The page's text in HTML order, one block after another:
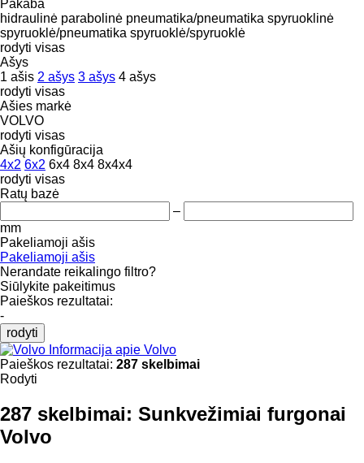
Pakaba
hidraulinė parabolinė pneumatika/pneumatika spyruoklinė
spyruoklė/pneumatika spyruoklė/spyruoklė
rodyti visas
Ašys
1 ašis 2 ašys 3 ašys 4 ašys
rodyti visas
Ašies markė
VOLVO
rodyti visas
Ašių konfigūracija
4x2 6x2 6x4 8x4 8x4x4
rodyti visas
Ratų bazė
–
mm
Pakeliamoji ašis
Pakeliamoji ašis
Nerandate reikalingo filtro?
Siūlykite pakeitimus
Paieškos rezultatai:
-
rodyti
Informacija apie Volvo
Paieškos rezultatai: 287 skelbimai
Rodyti
287 skelbimai: Sunkvežimiai furgonai
Volvo